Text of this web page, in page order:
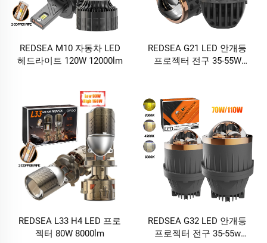
REDSEA M10 자동차 LED
헤드라이트 120W 12000lm
REDSEA G21 LED 안개등
프로젝터 전구 35-55W
REDSEA L33 H4 LED 프로
젝터 80W 8000lm
REDSEA G32 LED 안개등
프로젝터 전구 35-55w